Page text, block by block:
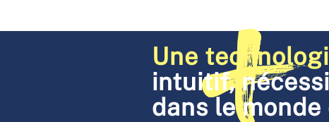
Une
intuitif,
dans le monde